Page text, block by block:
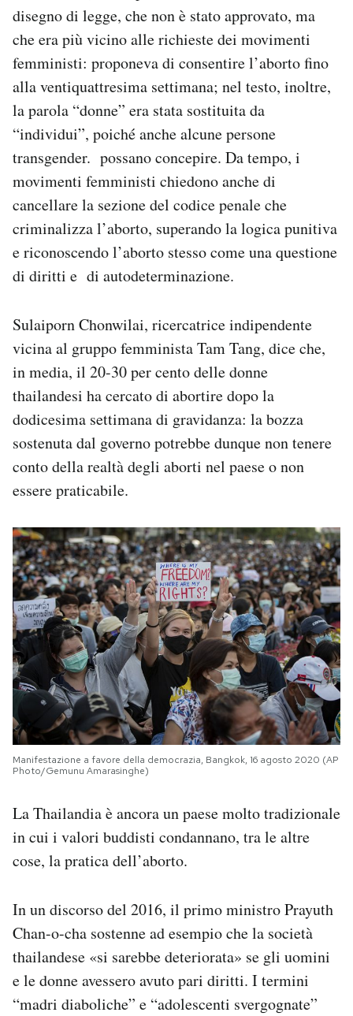
disegno di legge, che non è stato approvato, ma
che era più vicino alle richieste dei movimenti
femministi: proponeva di consentire l’aborto fino
alla ventiquattresima settimana; nel testo, inoltre,
la parola “donne” era stata sostituita da
“individui”, poiché anche alcune persone
transgender. possano concepire. Da tempo, i
movimenti femministi chiedono anche di
cancellare la sezione del codice penale che
criminalizza l’aborto, superando la logica punitiva
e riconoscendo l’aborto stesso come una questione
di diritti e di autodeterminazione.
Sulaiporn Chonwilai, ricercatrice indipendente
vicina al gruppo femminista Tam Tang, dice che,
in media, il 20-30 per cento delle donne
thailandesi ha cercato di abortire dopo la
dodicesima settimana di gravidanza: la bozza
sostenuta dal governo potrebbe dunque non tenere
conto della realtà degli aborti nel paese o non
essere praticabile.
Manifestazione a favore della democrazia, Bangkok, 16 agosto 2020 (AP
Photo/Gemunu Amarasinghe)
La Thailandia è ancora un paese molto tradizionale
in cui i valori buddisti condannano, tra le altre
cose, la pratica dell’aborto.
In un discorso del 2016, il primo ministro Prayuth
Chan-o-cha sostenne ad esempio che la società
thailandese «si sarebbe deteriorata» se gli uomini
e le donne avessero avuto pari diritti. I termini
“madri diaboliche” e “adolescenti svergognate”